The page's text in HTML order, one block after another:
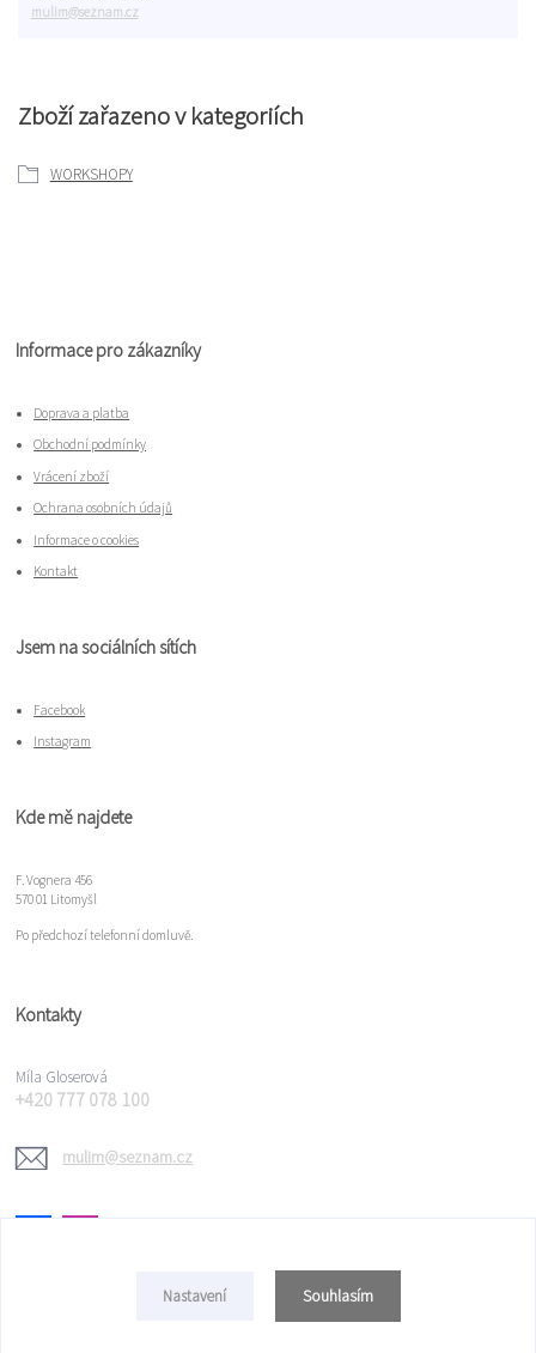
Zboží zařazeno v kategoriích
WORKSHOPY
mulim@seznam.cz
Informace pro zákazníky
Doprava a platba
Obchodní podmínky
Vrácení zboží
Ochrana osobních údajů
Informace o cookies
Kontakt
Jsem na sociálních sítích
Facebook
Instagram
Kde mě najdete
F. Vognera 456
570 01 Litomyšl
Po předchozí telefonní domluvě.
Kontakty
Míla Gloserová
+420 777 078 100
mulim@seznam.cz
Nastavení Souhlasím